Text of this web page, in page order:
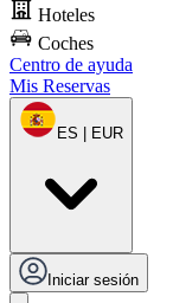
Hoteles
Coches
Centro de ayuda
Mis Reservas
ES | EUR
Iniciar sesión